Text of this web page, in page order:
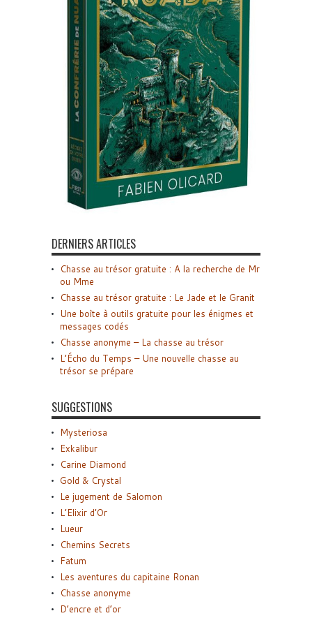
DERNIERS ARTICLES
Chasse au trésor gratuite : A la recherche de Mr
ou Mme
Chasse au trésor gratuite : Le Jade et le Granit
Une boîte à outils gratuite pour les énigmes et
messages codés
Chasse anonyme – La chasse au trésor
L’Écho du Temps – Une nouvelle chasse au
trésor se prépare
SUGGESTIONS
Mysteriosa
Exkalibur
Carine Diamond
Gold & Crystal
Le jugement de Salomon
L’Elixir d’Or
Lueur
Chemins Secrets
Fatum
Les aventures du capitaine Ronan
Chasse anonyme
D’encre et d’or